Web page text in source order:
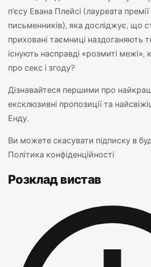
п'єсу Евана Плейсі (лауреата премії
письменників), яка досліджує, що
приховані таємниці наздоганяють
існують насправді «розмиті межі»,
про секс і згоду?
Дізнавайтеся першими про
ексклюзивні пропозиції та
Енду.
Ви можете скасувати підписку в
Політика конфіденційності
Розклад вистав